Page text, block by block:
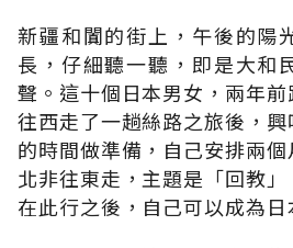
新疆和闐的街上，午後的陽
長，仔細聽一聽，即是大和
聲。這十個日本男女，兩年
往西走了一趟絲路之旅後，
的時間做準備，自己安排兩
北非往東走，主題是「回教
在此行之後，自己可以成為日